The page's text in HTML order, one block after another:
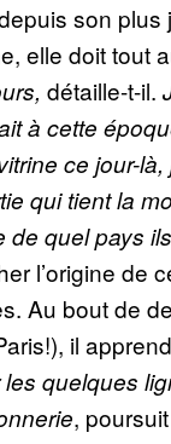
son
elle doit tout
détaille-t-il.
à cette
ce jour-
qui tient la
quel pays
l’origine de
Au bout de
il
quelques
,